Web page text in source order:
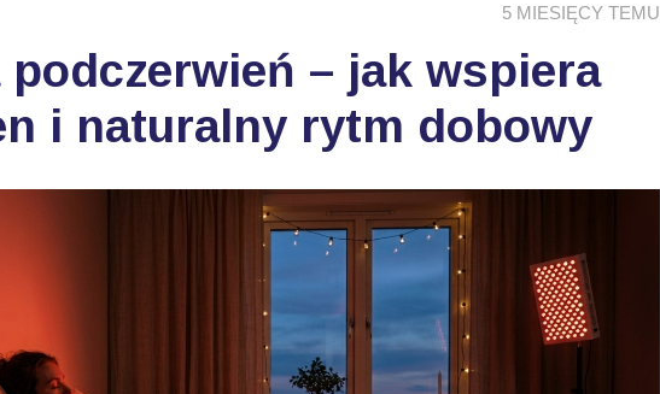
5 MIESIĘCY TEMU
podczerwień – jak wspiera
i naturalny rytm dobowy